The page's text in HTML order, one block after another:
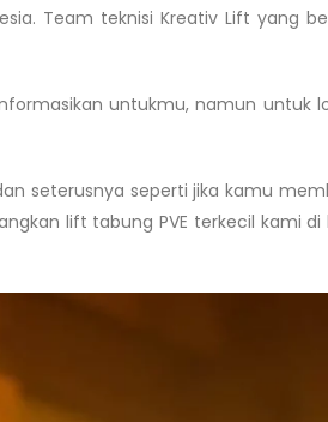
Team teknisi Kreativ Lift yang
untukmu, namun untuk
seterusnya seperti jika kamu
lift tabung PVE terkecil kami di